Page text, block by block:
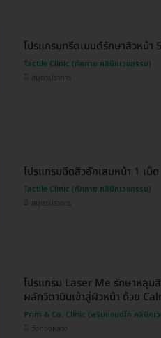
โปรแกรมทรีตเมนต์รักษาสิวหน้า
Tactile Clinic (ทัคทาย คลินิกเวชกรรม)
สมุทรปราการ
โปรแกรมฉีดสิวอักเสบหน้า 1 เม็ด
Tactile Clinic (ทัคทาย คลินิกเวชกรรม)
สมุทรปราการ
โปรแกรม Laser Me รักษาหลุม
ผลักวิตามินเข้าสู่ผิวหน้า ด้วย
Prim & Co. Clinic (พริมแอนด์โค คลินิกเ
วังทองหลาง